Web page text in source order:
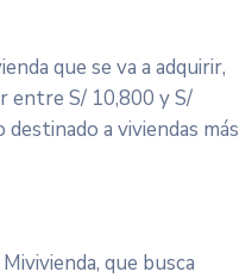
que se va a adquirir,
entre S/ 10,800 y S/
a viviendas más
que busca